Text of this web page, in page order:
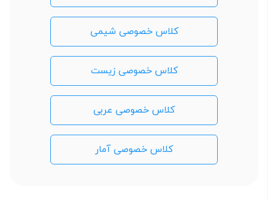
کلاس خصوصی شیمی
کلاس خصوصی زیست
کلاس خصوصی عربی
کلاس خصوصی آمار